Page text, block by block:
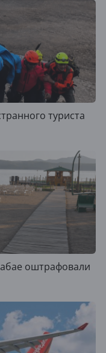
туриста
оштрафовали